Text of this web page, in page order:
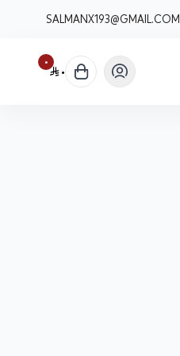
SALMANX193@GMAIL.COM
٠ ٠